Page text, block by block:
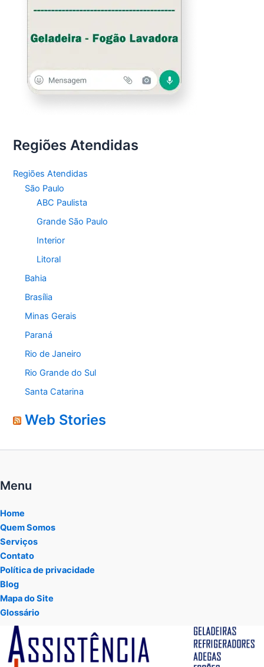
Regiões Atendidas
Regiões Atendidas
São Paulo
ABC Paulista
Grande São Paulo
Interior
Litoral
Bahia
Brasília
Minas Gerais
Paraná
Rio de Janeiro
Rio Grande do Sul
Santa Catarina
Web Stories
Menu
Home
Quem Somos
Serviços
Contato
Política de privacidade
Blog
Mapa do Site
Glossário
Tocador
vídeo